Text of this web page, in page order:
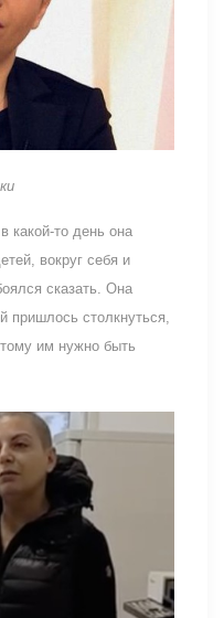
какой-то день она
вокруг себя и
сказать. Она
пришлось столкнуться,
им нужно быть